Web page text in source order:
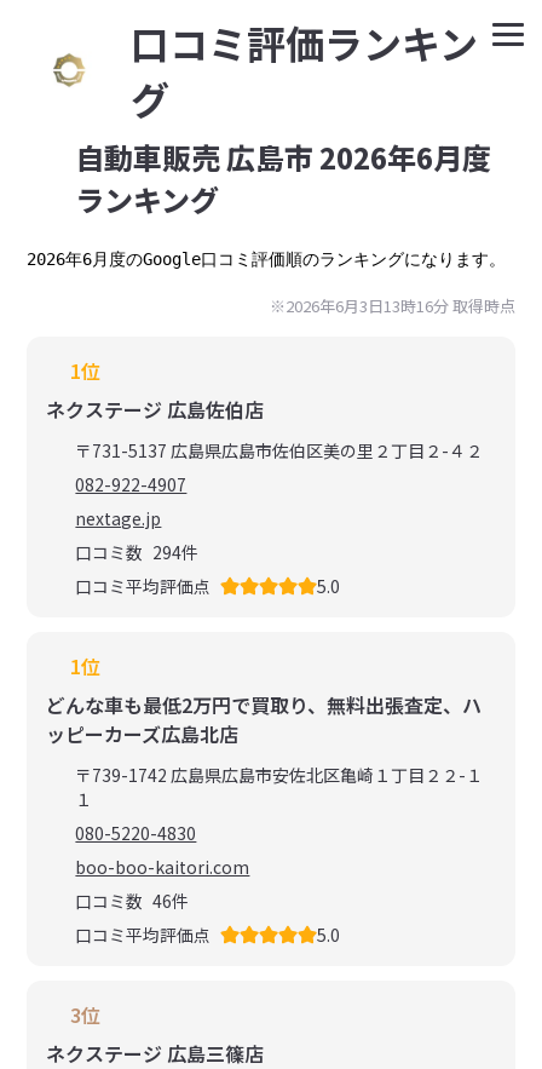
⼝コミ評価ランキン
グ
自動車販売 広島市 2026年6月度
ランキング
2026年6月度のGoogle口コミ評価順のランキングになります。
※2026年6月3日13時16分 取得時点
1位
ネクステージ 広島佐伯店
〒731-5137 広島県広島市佐伯区美の里２丁目２-４２
082-922-4907
nextage.jp
口コミ数 294件
口コミ平均評価点
5.0
1位
どんな車も最低2万円で買取り、無料出張査定、ハ
ッピーカーズ広島北店
〒739-1742 広島県広島市安佐北区亀崎１丁目２２-１
１
080-5220-4830
boo-boo-kaitori.com
口コミ数 46件
口コミ平均評価点
5.0
3位
ネクステージ 広島三篠店